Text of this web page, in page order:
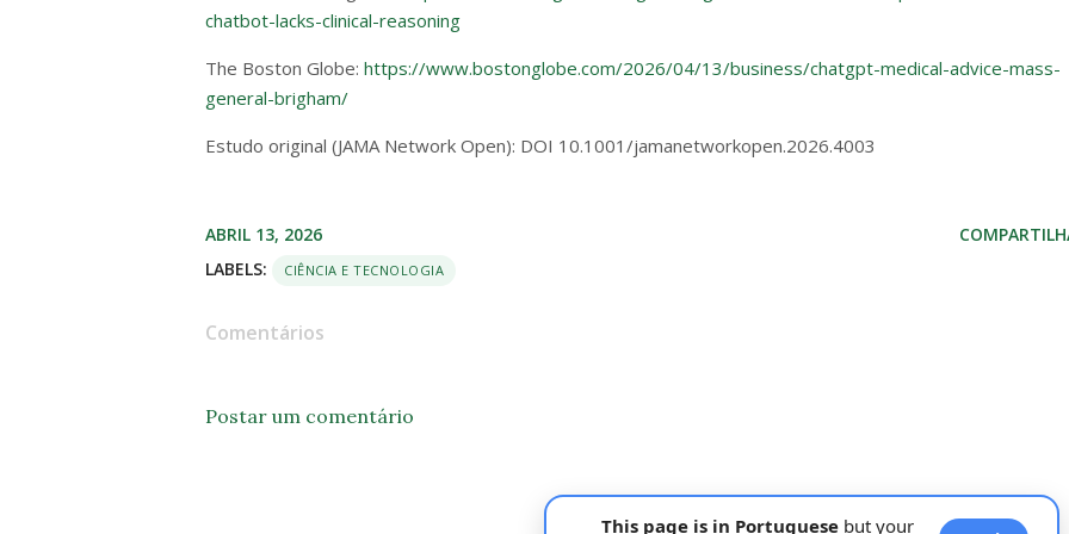
chatbot-lacks-clinical-reasoning
The Boston Globe: https://www.bostonglobe.com/2026/04/13/business/chatgpt-medical-advice-mass-
general-brigham/
Estudo original (JAMA Network Open): DOI 10.1001/jamanetworkopen.2026.4003
ABRIL 13, 2026
LABELS:
CIÊNCIA E TECNOLOGIA
Comentários
Postar um comentário
This page is in Portuguesebut your